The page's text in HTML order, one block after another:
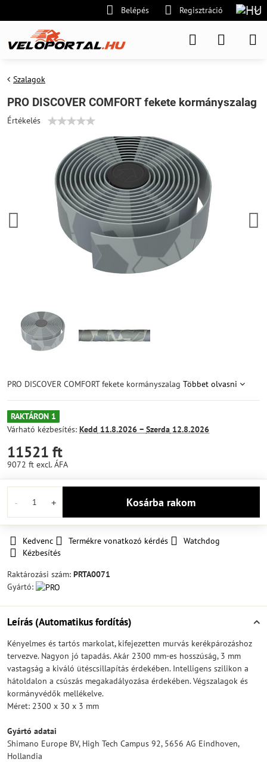
Belépés Regisztráció
Szalagok
PRO DISCOVER COMFORT fekete kormányszalag
Értékelés
PRO DISCOVER COMFORT fekete kormányszalag Többet olvasni
RAKTÁRON 1
Várható kézbesítés: Kedd 11.8.2026 − Szerda 12.8.2026
11521 ft
9072 ft excl. ÁFA
Kosárba rakom
Kedvenc Termékre vonatkozó kérdés
Watchdog
Kézbesítés
Raktározási szám: PRTA0071
Gyártó:
Leírás (Automatikus fordítás)
Kényelmes és tartós markolat, kifejezetten murvás kerékpározáshoz
tervezve. Nagyon jó tapadás. Akár 2300 mm-es hosszúság, 3 mm
vastagság a kiváló ütéscsillapítás érdekében. Intelligens szilikon a
hátoldalon a csúszás megakadályozása érdekében. Végszalagok és
kormányvédők mellékelve.
Méret: 2300 x 30 x 3 mm
Gyártó adatai
Shimano Europe BV, High Tech Campus 92, 5656 AG Eindhoven,
Hollandia